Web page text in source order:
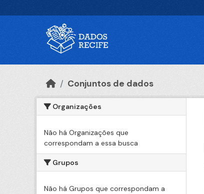
Conjuntos de dados
Organizações
Não há Organizações que
correspondam a essa busca
Grupos
Não há Grupos que correspondam a